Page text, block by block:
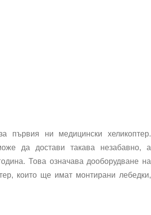
първия ни медицински хеликоптер.
да достави такава незабавно, а
Това означава дооборудване на
които ще имат монтирани лебедки,